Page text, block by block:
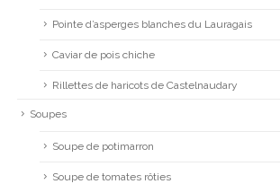
Pointe d’asperges blanches du Lauragais
Caviar de pois chiche
Rillettes de haricots de Castelnaudary
Soupes
Soupe de potimarron
Soupe de tomates rôties